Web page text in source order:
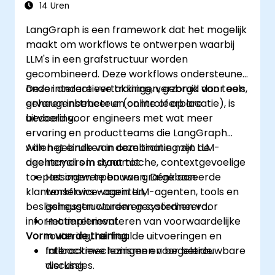
14 Uren
LangGraph is een framework dat het mogelijk
maakt om workflows te ontwerpen waarbij
LLM's in een grafstructuur worden
gecombineerd. Deze workflows ondersteunen
onder andere vertakkingen, gebruik van tools,
geheugenbeheer en controleerbare
uitvoering.
Deze interactieve training, verzorgd door een
ervaren instructeur (online of op locatie), is
bedoeld voor engineers met wat meer
ervaring en productteams die LangGraph
willen gebruiken in combinatie met LLM-
agentcycli om dynamische, contextgevoelige
toepassingen te bouwen. Denk aan
klantenservice-agenten,
beslissingsstructuren en systemen voor
informatieretrieval.
Aan het einde van deze training zijn de
deelnemers in staat tot:
Het ontwerpen van grafgebaseerde
workflows waarin LLM-agenten, tools en
geheugen worden gecoördineerd.
Het implementeren van voorwaardelijke
routering, herhaalde uitvoeringen en
fallbackmechanismen voor betrouwbare
werking.
Vorm van de training
Interactieve lezingen en begeleide
discussies.